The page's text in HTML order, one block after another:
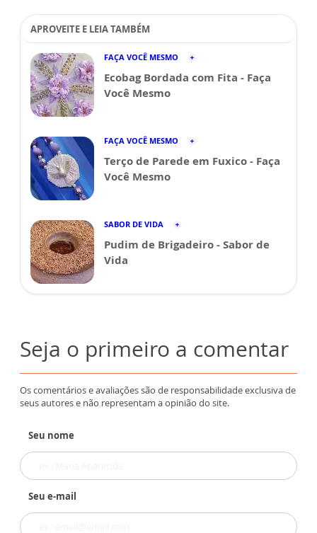
APROVEITE E LEIA TAMBÉM
FAÇA VOCÊ MESMO
Ecobag Bordada com Fita - Faça
Você Mesmo
FAÇA VOCÊ MESMO
Terço de Parede em Fuxico - Faça
Você Mesmo
SABOR DE VIDA
Pudim de Brigadeiro - Sabor de
Vida
Seja o primeiro a comentar
Os comentários e avaliações são de responsabilidade exclusiva de
seus autores e não representam a opinião do site.
Seu nome
Seu e-mail